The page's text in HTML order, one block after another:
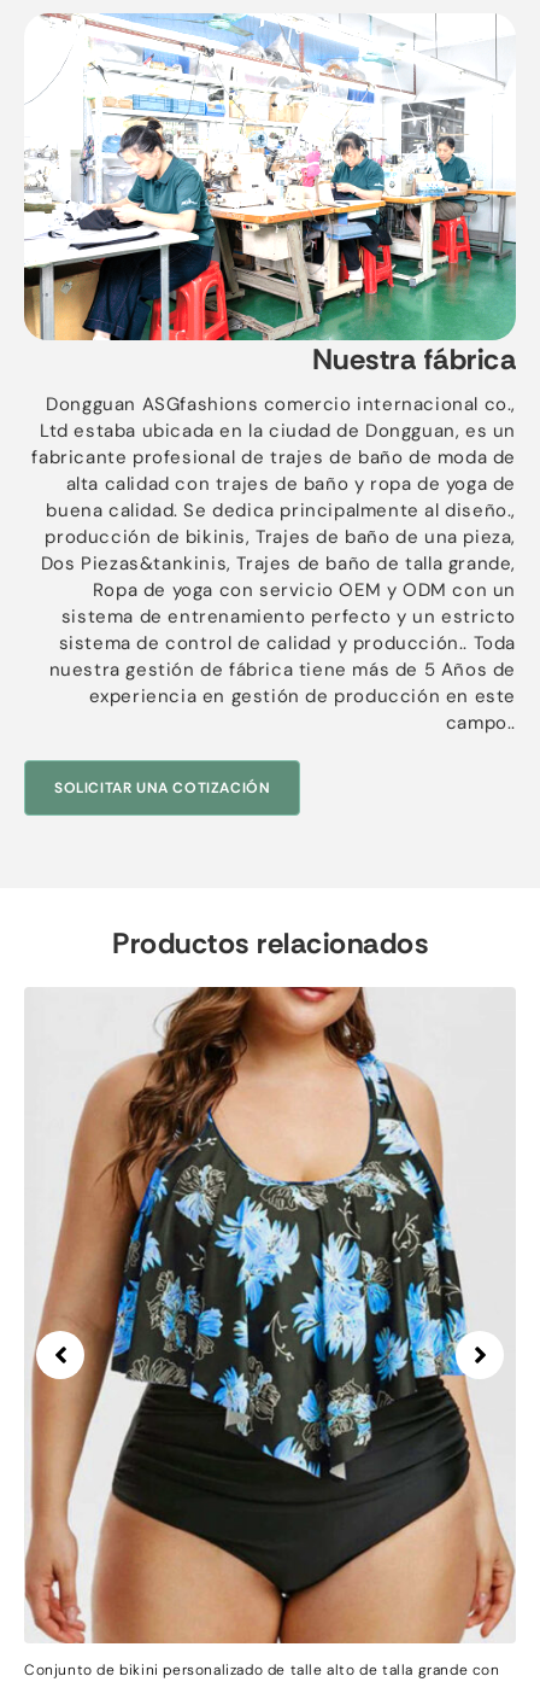
Nuestra fábrica
Dongguan ASGfashions comercio internacional co.,
Ltd estaba ubicada en la ciudad de Dongguan, es un
fabricante profesional de trajes de baño de moda de
alta calidad con trajes de baño y ropa de yoga de
buena calidad. Se dedica principalmente al diseño.,
producción de bikinis, Trajes de baño de una pieza,
Dos Piezas&tankinis, Trajes de baño de talla grande,
Ropa de yoga con servicio OEM y ODM con un
sistema de entrenamiento perfecto y un estricto
sistema de control de calidad y producción.. Toda
nuestra gestión de fábrica tiene más de 5 Años de
experiencia en gestión de producción en este
campo..
SOLICITAR UNA COTIZACIÓN
Productos relacionados
Conjunto de bikini personalizado de talle alto de talla grande con